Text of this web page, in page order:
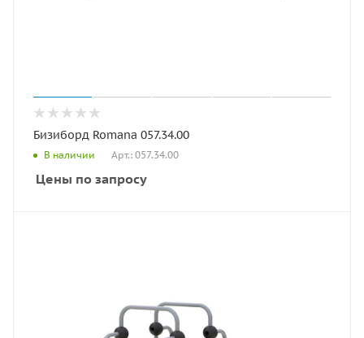
Бизиборд Romana 057.34.00
В наличии Арт.: 057.34.00
Цены по запросу